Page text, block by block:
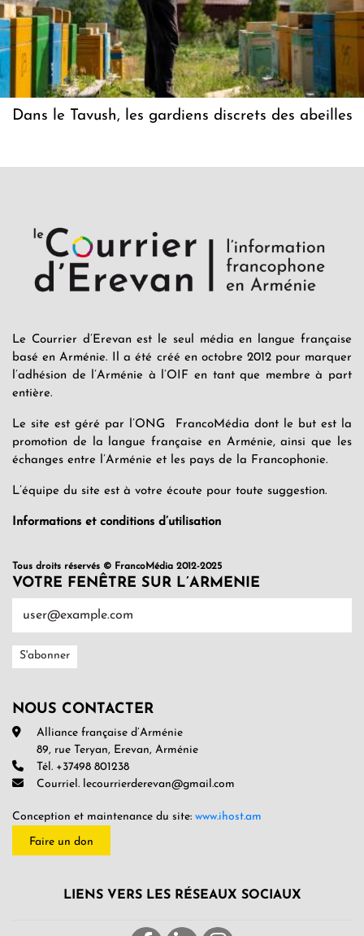
Dans le Tavush, les gardiens discrets des abeilles
Le Courrier d’Erevan est le seul média en langue française
basé en Arménie. Il a été créé en octobre 2012 pour marquer
l’adhésion de l’Arménie à l’OIF en tant que membre à part
entière.
Le site est géré par l’ONG FrancoMédia dont le but est la
promotion de la langue française en Arménie, ainsi que les
échanges entre l’Arménie et les pays de la Francophonie.
L’équipe du site est à votre écoute pour toute suggestion.
Informations et conditions d’utilisation
Tous droits réservés © FrancoMédia 2012-2025
VOTRE FENÊTRE SUR L’ARMENIE
NOUS CONTACTER
Alliance française d’Arménie
89, rue Teryan, Erevan, Arménie
Tél. +37498 801238
Courriel. lecourrierderevan@gmail.com
Conception et maintenance du site: www.ihost.am
Faire un don
LIENS VERS LES RÉSEAUX SOCIAUX